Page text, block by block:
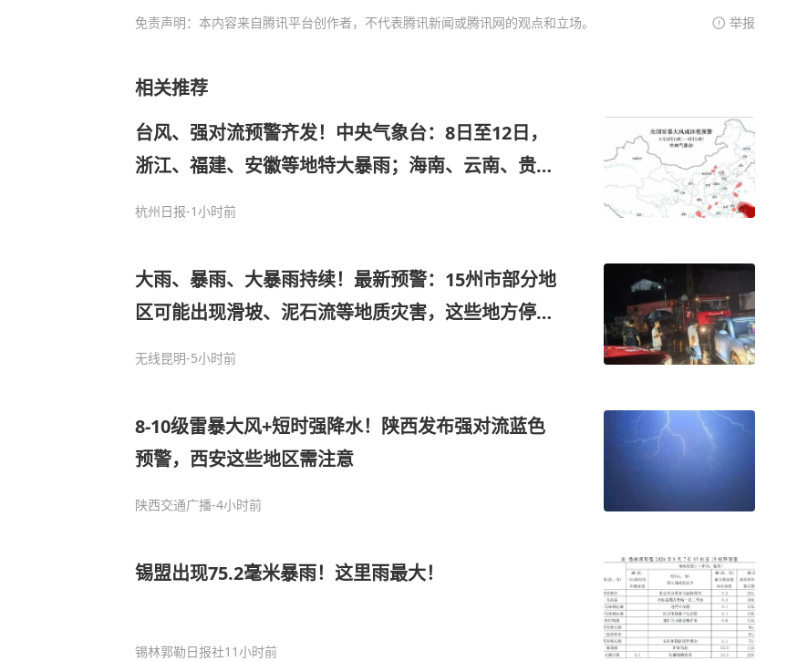
免责声明：本内容来自腾讯平台创作者，不代表腾讯新闻或腾讯网的观点和立场。 举报
相关推荐
台风、强对流预警齐发！中央气象台：8日至12日，
浙江、福建、安徽等地特大暴雨；海南、云南、贵
杭州日报-1小时前
大雨、暴雨、大暴雨持续！最新预警：15州市部分地
区可能出现滑坡、泥石流等地质灾害，这些地方停
无线昆明-5小时前
8-10级雷暴大风+短时强降水！陕西发布强对流蓝色
预警，西安这些地区需注意
陕西交通广播-4小时前
锡盟出现75.2毫米暴雨！这里雨最大！
锡林郭勒日报社11小时前